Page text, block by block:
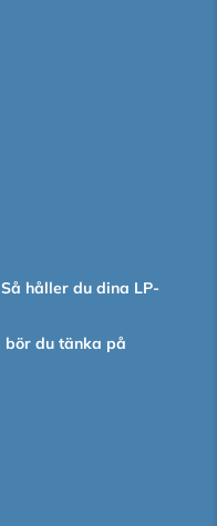
håller du dina LP-
bör du tänka på